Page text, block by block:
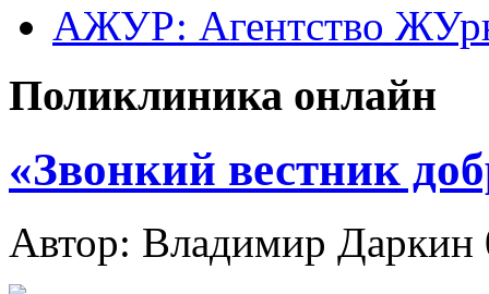
АЖУР: Агентство
Поликлиника онлайн
«Звонкий вестник
Автор: Владимир Даркин